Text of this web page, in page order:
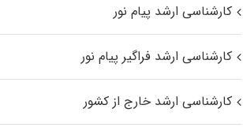
کارشناسی ارشد پیام نور
کارشناسی ارشد فراگیر پیام نور
کارشناسی ارشد خارج از کشور